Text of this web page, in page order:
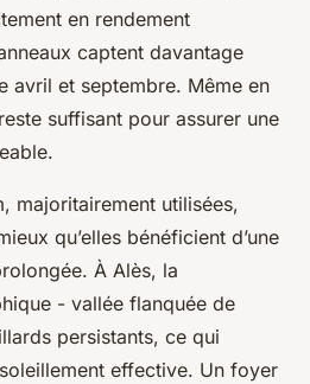
en rendement
captent davantage
avril et septembre. Même en
suffisant pour assurer une
majoritairement utilisées,
qu’elles bénéficient d’une
À Alès, la
- vallée flanquée de
persistants, ce qui
effective. Un foyer